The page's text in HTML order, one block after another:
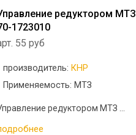
редуктором МТЗ
1723010
55 руб
производитель: КНР
Применяемость: МТЗ
редуктором МТЗ ...